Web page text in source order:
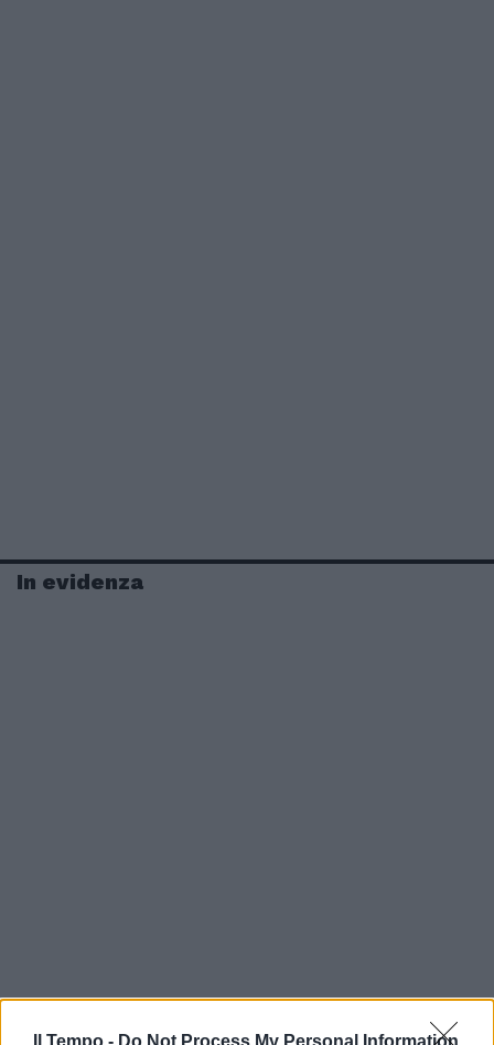
Il Tempo - Do Not Process My Personal Information
In evidenza